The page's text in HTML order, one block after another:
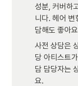
성분, 커버하
니다. 헤어 변
담해도 좋아
사전 상담은
당 아티스트
담 담당자는
요.